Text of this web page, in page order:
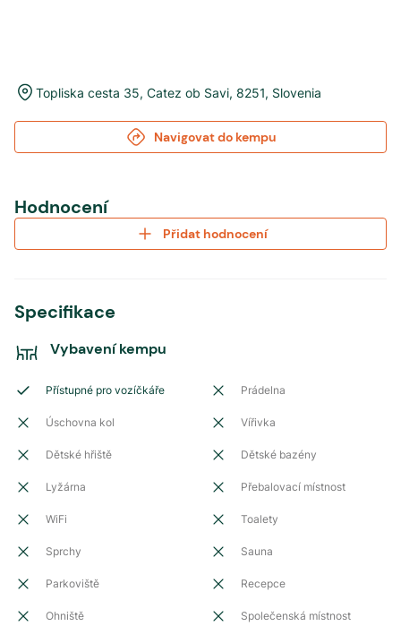
Topliska cesta 35, Catez ob Savi, 8251, Slovenia
Navigovat do kempu
Hodnocení
Přidat hodnocení
Specifikace
Vybavení kempu
Přístupné pro vozíčkáře Prádelna
Úschovna kol Vířivka
Dětské hřiště Dětské bazény
Lyžárna Přebalovací místnost
WiFi Toalety
Sprchy Sauna
Parkoviště Recepce
Ohniště Společenská místnost